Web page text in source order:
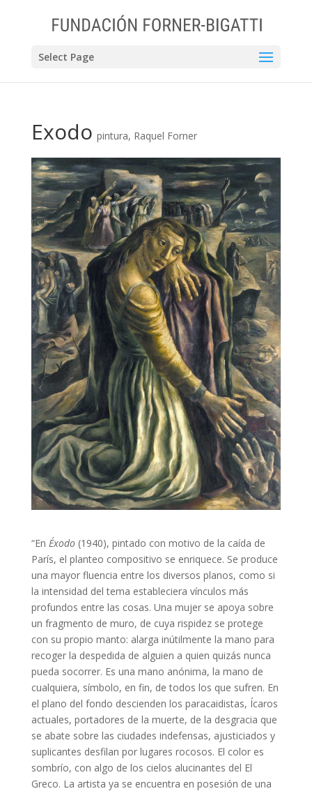
Select Page
Exodo pintura, Raquel Forner
“En Éxodo(1940), pintado con motivo de la caída de
París, el planteo compositivo se enriquece. Se produce
una mayor fluencia entre los diversos planos, como si
la intensidad del tema estableciera vínculos más
profundos entre las cosas. Una mujer se apoya sobre
un fragmento de muro, de cuya rispidez se protege
con su propio manto: alarga inútilmente la mano para
recoger la despedida de alguien a quien quizás nunca
pueda socorrer. Es una mano anónima, la mano de
cualquiera, símbolo, en fin, de todos los que sufren. En
el plano del fondo descienden los paracaidistas, Ícaros
actuales, portadores de la muerte, de la desgracia que
se abate sobre las ciudades indefensas, ajusticiados y
suplicantes desfilan por lugares rocosos. El color es
sombrío, con algo de los cielos alucinantes del El
Greco. La artista ya se encuentra en posesión de una